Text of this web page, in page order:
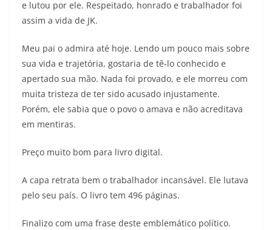
e lutou por ele. Respeitado, honrado e trabalhador foi
assim a vida de JK.
Meu pai o admira até hoje. Lendo um pouco mais sobre
sua vida e trajetória, gostaria de tê-lo conhecido e
apertado sua mão. Nada foi provado, e ele morreu com
muita tristeza de ter sido acusado injustamente.
Porém, ele sabia que o povo o amava e não acreditava
em mentiras.
Preço muito bom para livro digital.
A capa retrata bem o trabalhador incansável. Ele lutava
pelo seu país. O livro tem 496 páginas.
Finalizo com uma frase deste emblemático político.